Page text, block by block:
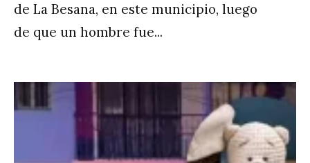
de La Besana, en este municipio, luego
de que un hombre fue...